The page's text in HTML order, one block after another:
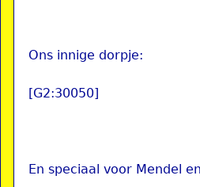
Ons innige dorpje:
[G2:30050]
En speciaal voor Mendel